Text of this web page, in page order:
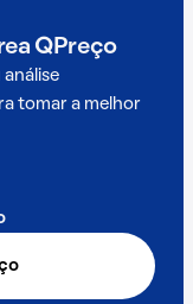
QPreço
análise
tomar a melhor